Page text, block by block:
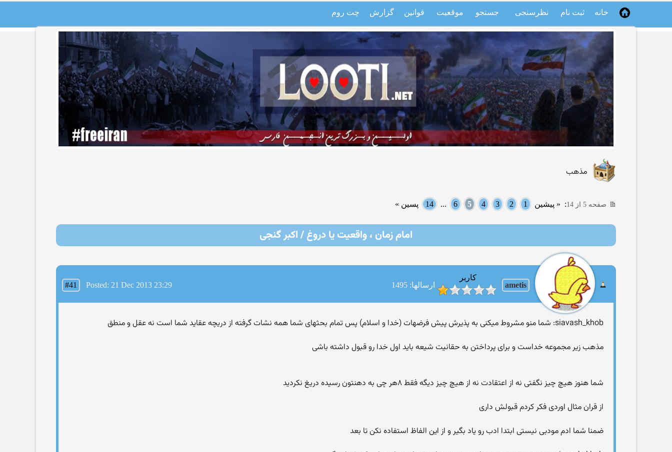
خانه ثبت نام نظرسنجی جستجو موقعیت قوانین گزارش چت روم
مذهب
صفحه 5 از 14 : « پیشین 1
2
3
4
5
6
...
14 پسین »
امام زمان ، واقعیت یا دروغ / اکبر گنجی
ametis
کاربر
ارسالها: 1495
#41 Posted: 21 Dec 2013 23:29
siavash_khob: شما منو مشروط میکنی به پذیرش پیش فرضهات (خدا و اسلام) پس تمام بحثهای شما همه نشات گرفته از دریچه عقاید شما است نه عقل و منطق
مذهب زیر مجموعه خداست و برای پرداختن به حقانیت شیعه باید اول خدا رو قبول داشته باشی
شما هنوز هیچ چیز نگفتی نه از اعتقادت نه از هیچ چیز دیگه فقط ۸هر چی به دهنتون رسیده دریغ نکردید
از قران مثال اوردی فکر کردم قبولش داری
ضمنا شما ادم مودبی نیستی ابتدا ادب رو یاد بگیر و از این الفاظ استفاده نکن تا بعد